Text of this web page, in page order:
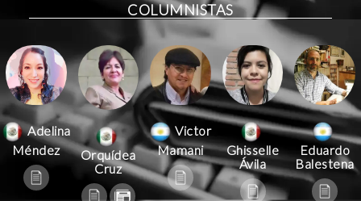
COLUMNISTAS
Adelina
Méndez
Orquídea
Cruz
Victor
Mamani
Ghisselle
Ávila
Eduardo
Balestena